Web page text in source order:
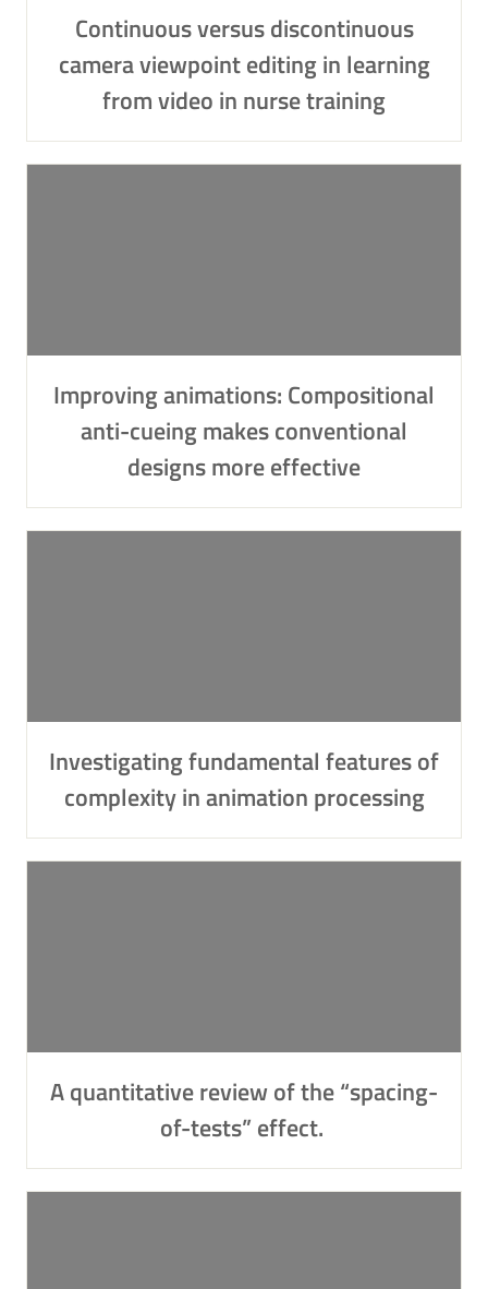
Continuous versus discontinuous
camera viewpoint editing in learning
from video in nurse training
Improving animations: Compositional
anti-cueing makes conventional
designs more effective
Investigating fundamental features of
complexity in animation processing
A quantitative review of the “spacing-
of-tests” effect.